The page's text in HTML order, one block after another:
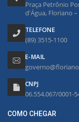
Praça Petrônio
d'Água, Floriano –
TELEFONE
(89) 3515-1100
E-MAIL
CNPJ
06.554.067/0001-
COMO CHEGAR